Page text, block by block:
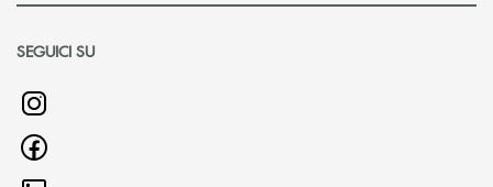
SEGUICI SU